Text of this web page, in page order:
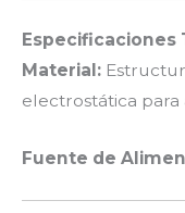
Especificaciones
Material:
electrostática
Fuente de